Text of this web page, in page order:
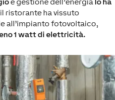
e gestione dell’energia lo ha
ristorante ha vissuto
all’impianto fotovoltaico,
1 watt di elettricità.